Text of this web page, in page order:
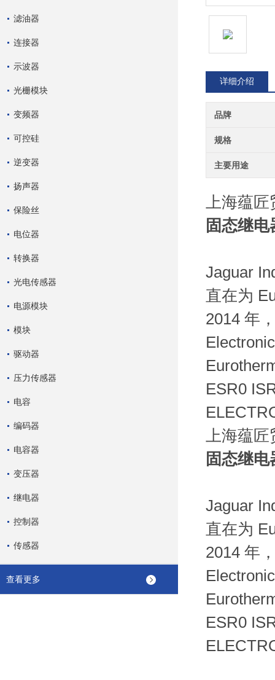
滤油器
连接器
示波器
光栅模块
变频器
可控硅
逆变器
扬声器
保险丝
电位器
转换器
光电传感器
电源模块
模块
驱动器
压力传感器
电容
编码器
电容器
变压器
继电器
控制器
传感器
查看更多
详细介绍
品牌
规格
主要用途
上海蕴
固态继电
Jaguar
直在为
2014 年
ESR0
上海蕴
固态继电
Jaguar
直在为
2014 年
ESR0